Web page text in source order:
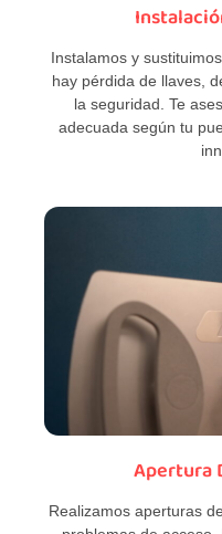
Instalamos y
hay pérdida de llaves,
la seguridad. Te
adecuada según tu
Apertura
Realizamos aperturas